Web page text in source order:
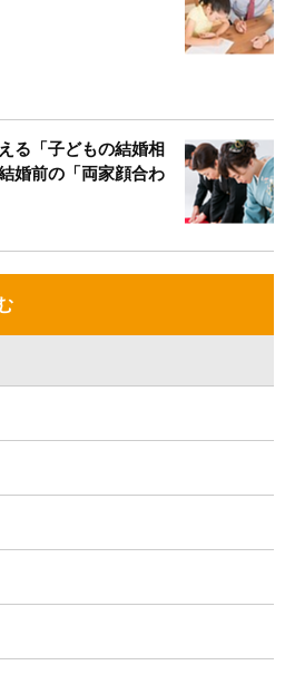
る「子どもの結婚相
婚前の「両家顔合わ